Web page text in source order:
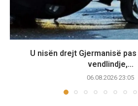
U nisën drejt Gjermanisë
vendlindje,...
06.08.2026 23:05